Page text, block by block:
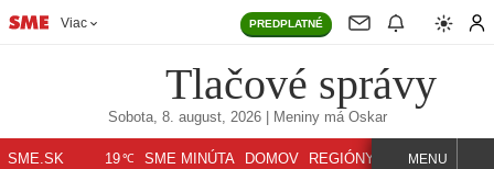
Viac PREDPLATNÉ
Tlačové správy
Sobota, 8. august, 2026| Meniny má Oskar
SME.SK 19℃ SME MINÚTA DOMOV REGIÓNY INDEX SVET
MENU